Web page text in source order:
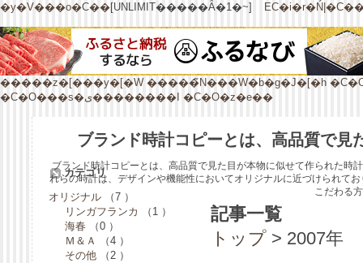
�y�V���o�C��[UNLIMIT�����Ȃ�1�~]
�����z�[���y�[�W �����̃N���W�b�g�J�[�h
�C�O���s�ی��������I �C�O�z�e��
ブランド時計コピーとは、高品質で見
ブランド時計コピーとは、高品質で見た目が本物に似せて作られた時
れらの時計は、デザインや機能性においてオリジナルに近づけられて
こだわる
カテゴリ
オリジナル （7 ）
リンガフランカ
（1 ）
海春 （0 ）
Ｍ＆Ａ
（4 ）
その他 （2 ）
記事一覧
トップ > 2007年